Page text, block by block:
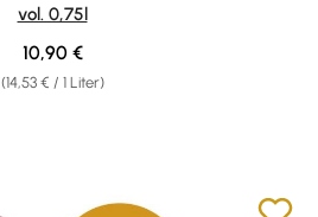
vol. 0,75l
(14,53 € / 1 Liter)
Regulärer Preis:
10,90 €